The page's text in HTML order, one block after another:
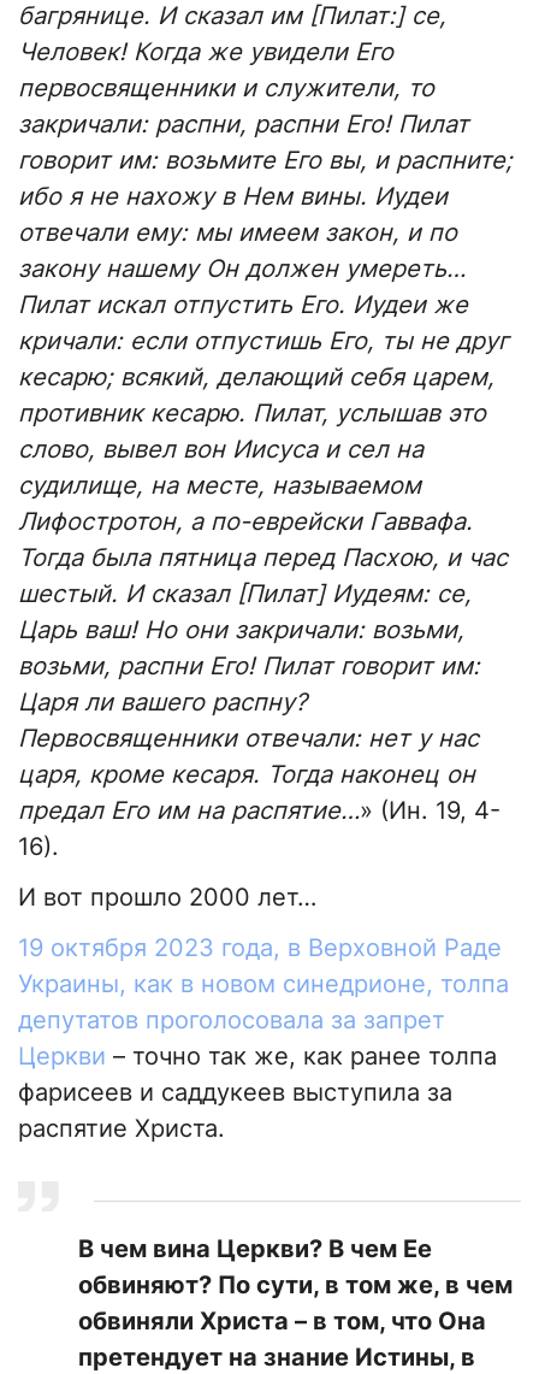
багрянице. И сказал им [Пилат:] се,
Человек! Когда же увидели Его
первосвященники и служители, то
закричали: распни, распни Его! Пилат
говорит им: возьмите Его вы, и распните;
ибо я не нахожу в Нем вины. Иудеи
отвечали ему: мы имеем закон, и по
закону нашему Он должен умереть…
Пилат искал отпустить Его. Иудеи же
кричали: если отпустишь Его, ты не друг
кесарю; всякий, делающий себя царем,
противник кесарю. Пилат, услышав это
слово, вывел вон Иисуса и сел на
судилище, на месте, называемом
Лифостротон, а по-еврейски Гаввафа.
Тогда была пятница перед Пасхою, и час
шестый. И сказал [Пилат] Иудеям: се,
Царь ваш! Но они закричали: возьми,
возьми, распни Его! Пилат говорит им:
Царя ли вашего распну?
Первосвященники отвечали: нет у нас
царя, кроме кесаря. Тогда наконец он
предал Его им на распятие…» (Ин. 19, 4-
16).
И вот прошло 2000 лет…
19 октября 2023 года, в Верховной Раде
Украины, как в новом синедрионе, толпа
депутатов проголосовала за запрет
Церкви – точно так же, как ранее толпа
фарисеев и саддукеев выступила за
распятие Христа.
В чем вина Церкви? В чем Ее
обвиняют? По сути, в том же, в чем
обвиняли Христа – в том, что Она
претендует на знание Истины, в